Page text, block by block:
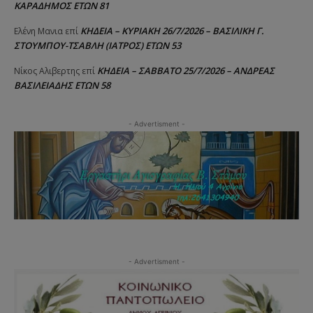
ΚΑΡΑΔΗΜΟΣ ΕΤΩΝ 81
Ελένη Μανια επί ΚΗΔΕΙΑ – ΚΥΡΙΑΚΗ 26/7/2026 – ΒΑΣΙΛΙΚΗ Γ.
ΣΤΟΥΜΠΟΥ-ΤΣΑΒΛΗ (ΙΑΤΡΟΣ) ΕΤΩΝ 53
Νίκος Αλιβερτης επί ΚΗΔΕΙΑ – ΣΑΒΒΑΤΟ 25/7/2026 – ΑΝΔΡΕΑΣ
ΒΑΣΙΛΕΙΑΔΗΣ ΕΤΩΝ 58
- Advertisment -
- Advertisment -